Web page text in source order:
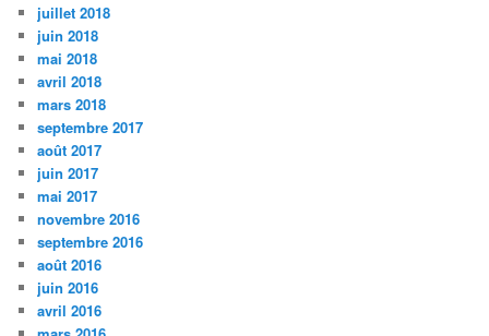
juillet 2018
juin 2018
mai 2018
avril 2018
mars 2018
septembre 2017
août 2017
juin 2017
mai 2017
novembre 2016
septembre 2016
août 2016
juin 2016
avril 2016